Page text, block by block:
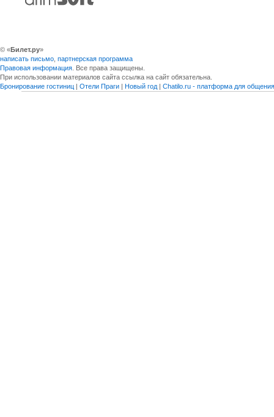
© «Билет.ру»
написать письмо партнерская программа
Правовая информация . Все права защищены.
При использовании материалов сайта ссылка на сайт обязательна.
Бронирование гостиниц | Отели Праги | Новый год | Chatilo.ru - платформа для